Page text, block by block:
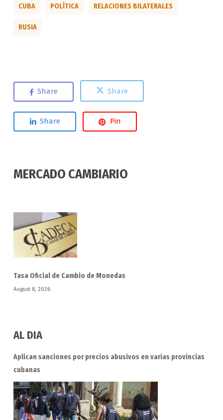
CUBA POLÍTICA RELACIONES BILATERALES
RUSIA
Share Share
Share Pin
MERCADO CAMBIARIO
Tasa Oficial de Cambio de Monedas
August 8, 2026
AL DIA
Aplican sanciones por precios abusivos en varias provincias
cubanas